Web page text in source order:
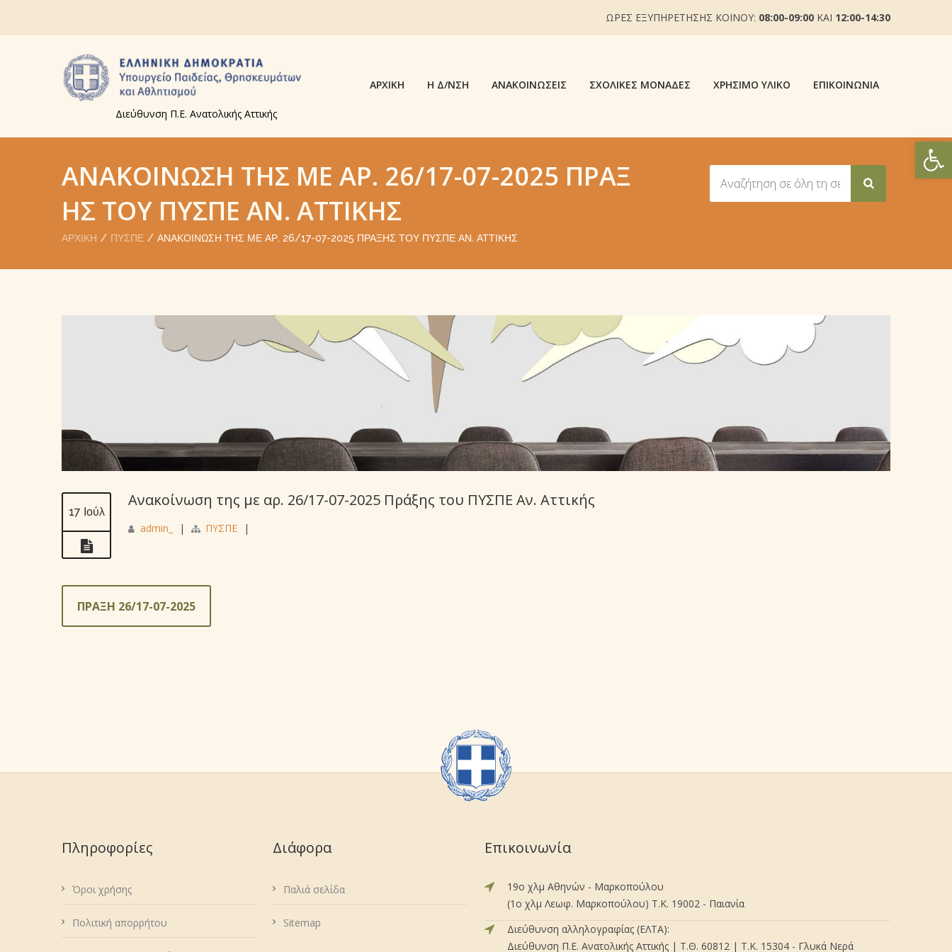
ΩΡΕΣ ΕΞΥΠΗΡΕΤΗΣΗΣ ΚΟΙΝΟΥ: 08:00-09:00 ΚΑΙ 12:00-14:30
Διεύθυνση Π.Ε. Ανατολικής Αττικής
ΑΡΧΙΚΉ Η Δ/ΝΣΗ ΑΝΑΚΟΙΝΏΣΕΙΣ ΣΧΟΛΙΚΈΣ ΜΟΝΆΔΕΣ ΧΡΉΣΙΜΟ ΥΛΙΚΌ ΕΠΙΚΟΙΝΩΝΊΑ
ΑΝΑΚΟΊΝΩΣΗ ΤΗΣ ΜΕ ΑΡ. 26/17-07-2025 ΠΡΆΞ
ΗΣ ΤΟΥ ΠΥΣΠΕ ΑΝ. ΑΤΤΙΚΉΣ
ΑΡΧΙΚΉ ΠΥΣΠΕ ΑΝΑΚΟΊΝΩΣΗ ΤΗΣ ΜΕ ΑΡ. 26/17-07-2025 ΠΡΆΞΗΣ ΤΟΥ ΠΥΣΠΕ ΑΝ. ΑΤΤΙΚΉΣ
17 Ιούλ
Ανακοίνωση της με αρ. 26/17-07-2025 Πράξης του ΠΥΣΠΕ Αν. Αττικής
admin_ | ΠΥΣΠΕ |
ΠΡΑΞΗ 26/17-07-2025
Πληροφορίες
Όροι χρήσης
Πολιτική απορρήτου
Διάφορα
Παλιά σελίδα
Sitemap
Επικοινωνία
19ο χλμ Αθηνών - Μαρκοπούλου
(1ο χλμ Λεωφ. Μαρκοπούλου) Τ.Κ. 19002 - Παιανία
Διεύθυνση αλληλογραφίας (ΕΛΤΑ):
Διεύθυνση Π.Ε. Ανατολικής Αττικής | Τ.Θ. 60812 | Τ.Κ. 15304 - Γλυκά Νερά